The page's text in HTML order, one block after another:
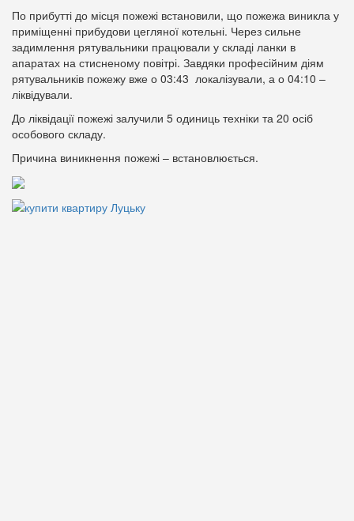
По прибутті до місця пожежі встановили, що пожежа виникла у
приміщенні прибудови цегляної котельні. Через сильне
задимлення рятувальники працювали у складі ланки в
апаратах на стисненому повітрі. Завдяки професійним діям
рятувальників пожежу вже о 03:43 локалізували, а о 04:10 –
ліквідували.
До ліквідації пожежі залучили 5 одиниць техніки та 20 осіб
особового складу.
Причина виникнення пожежі – встановлюється.